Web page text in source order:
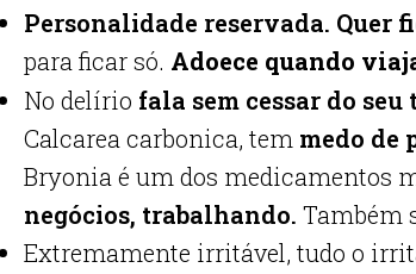
Personalidade reservada. Quer
para ficar só. Adoece quando
No delírio fala sem cessar do
Calcarea carbonica, tem medo de
Bryonia é um dos medicamentos
negócios, trabalhando. Também
Extremamente irritável, tudo o